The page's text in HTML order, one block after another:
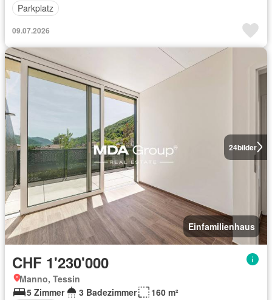
Parkplatz
09.07.2026
24bilder
Einfamilienhaus
CHF 1'230'000
Manno, Tessin
5 Zimmer
3 Badezimmer
160 m²